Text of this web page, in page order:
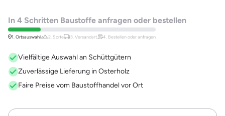
In 4 Schritten Baustoffe anfragen oder bestellen
1. Ortsauswahl 2. Sorte 3. Versandart, 4. Bestellen oder anfragen
Vielfältige Auswahl an Schüttgütern
Zuverlässige Lieferung in Osterholz
Faire Preise vom Baustoffhandel vor Ort